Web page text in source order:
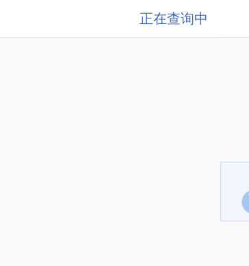
正在查询中